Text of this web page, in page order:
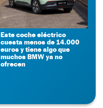
Este coche eléctrico
cuesta menos de 14.000
euros y tiene algo que
muchos BMW ya no
ofrecen